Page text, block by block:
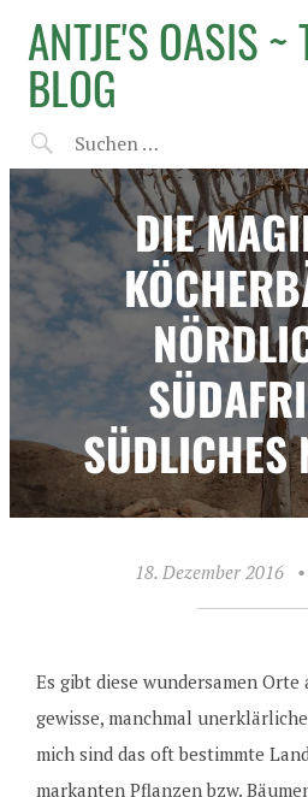
ANTJE'S OASIS ~
BLOG
DIE
18. Dezember 2016 •
Es gibt diese wundersamen Orte
gewisse, manchmal
mich sind das oft bestimmte
markanten Pflanzen bzw.